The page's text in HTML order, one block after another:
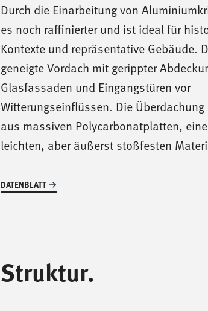
Durch die Einarbeitung von
es noch raffinierter und ist ideal für
Kontexte und repräsentative Gebäude.
geneigte Vordach mit gerippter
Glasfassaden und Eingangstüren vor
Witterungseinflüssen. Die
aus massiven Polycarbonatplatten,
leichten, aber äußerst stoßfesten
DATENBLATT
Struktur.